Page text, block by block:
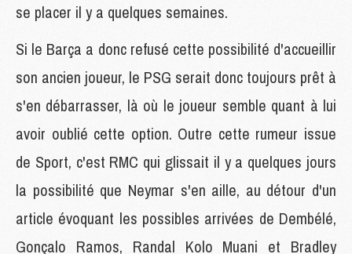
se placer il y a quelques semaines.
Si le Barça a donc refusé cette possibilité d'accueillir
son ancien joueur, le PSG serait donc toujours prêt à
s'en débarrasser, là où le joueur semble quant à lui
avoir oublié cette option. Outre cette rumeur issue
de Sport, c'est RMC qui glissait il y a quelques jours
la possibilité que Neymar s'en aille, au détour d'un
article évoquant les possibles arrivées de Dembélé,
Gonçalo Ramos, Randal Kolo Muani et Bradley